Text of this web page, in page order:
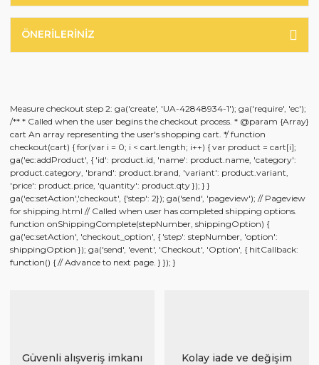
ÖNERILERINIZ
Measure checkout step 2: ga('create', 'UA-42848934-1'); ga('require', 'ec');
/** * Called when the user begins the checkout process. * @param {Array}
cart An array representing the user's shopping cart. */ function
checkout(cart) { for(var i = 0; i < cart.length; i++) { var product = cart[i];
ga('ec:addProduct', { 'id': product.id, 'name': product.name, 'category':
product.category, 'brand': product.brand, 'variant': product.variant,
'price': product.price, 'quantity': product.qty }); } }
ga('ec:setAction','checkout', {'step': 2}); ga('send', 'pageview'); // Pageview
for shipping.html // Called when user has completed shipping options.
function onShippingComplete(stepNumber, shippingOption) {
ga('ec:setAction', 'checkout_option', { 'step': stepNumber, 'option':
shippingOption }); ga('send', 'event', 'Checkout', 'Option', { hitCallback:
function() { // Advance to next page. } }); }
Güvenli alışveriş imkanı
Kolay iade ve değişim